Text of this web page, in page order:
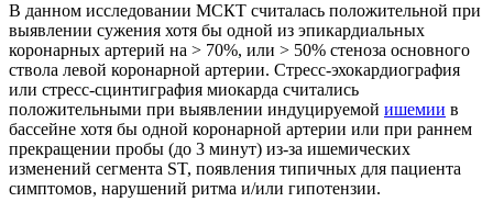
В данном исследовании МСКТ считалась положительной при
выявлении сужения хотя бы одной из эпикардиальных
коронарных артерий на > 70%, или > 50% стеноза основного
ствола левой коронарной артерии. Стресс-эхокардиография
или стресс-сцинтиграфия миокарда считались
положительными при выявлении индуцируемой ишемии в
бассейне хотя бы одной коронарной артерии или при раннем
прекращении пробы (до 3 минут) из-за ишемических
изменений сегмента ST, появления типичных для пациента
симптомов, нарушений ритма и/или гипотензии.